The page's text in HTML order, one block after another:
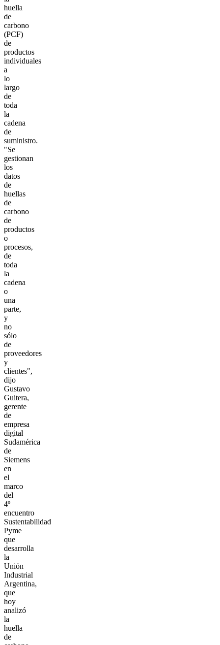
huella
de
carbono
(PCF)
de
productos
individuales
a
lo
largo
de
toda
la
cadena
de
suministro.
"Se
gestionan
los
datos
de
huellas
de
carbono
de
productos
o
procesos,
de
toda
la
cadena
o
una
parte,
y
no
sólo
de
proveedores
y
clientes",
dijo
Gustavo
Guitera,
gerente
de
empresa
digital
Sudamérica
de
Siemens
en
el
marco
del
4º
encuentro
Sustentabilidad
Pyme
que
desarrolla
la
Unión
Industrial
Argentina,
que
hoy
analizó
la
huella
de